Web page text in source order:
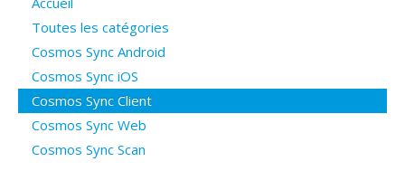
Poser une question
Questions ouvertes
Connexion
Toutes les catégories
Cosmos Sync Android
Cosmos Sync iOS
Cosmos Sync Client
Cosmos Sync Web
Cosmos Sync Scan